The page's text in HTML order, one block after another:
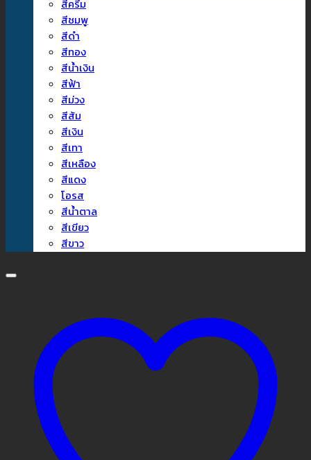
สีครีม
สีชมพู
สีดำ
สีทอง
สีน้ำเงิน
สีฟ้า
สีม่วง
สีส้ม
สีเงิน
สีเทา
สีเหลือง
สีแดง
โอรส
สีน้ำตาล
สีเขียว
สีขาว